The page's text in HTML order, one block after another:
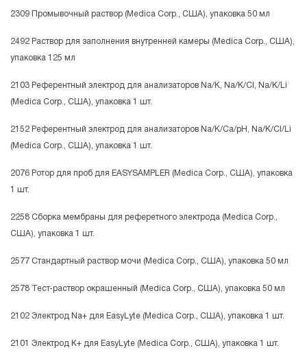
2309 Промывочный раствор (Medica Corp., США), упаковка 50 мл
2492 Раствор для заполнения внутренней камеры (Medica Corp., США),
упаковка 125 мл
2103 Референтный электрод для анализаторов Na/K, Na/K/Cl, Na/K/Li
(Medica Corp., США), упаковка 1 шт.
2152 Референтный электрод для анализаторов Na/K/Ca/pH, Na/K/Cl/Li
(Medica Corp., США), упаковка 1 шт.
2076 Ротор для проб для EASYSAMPLER (Medica Corp., США), упаковка
1 шт.
2258 Сборка мембраны для реферетного электрода (Medica Corp.,
США), упаковка 1 шт.
2577 Стандартный раствор мочи (Medica Corp., США), упаковка 50 мл
2578 Тест-раствор окрашенный (Medica Corp., США), упаковка 50 мл
2102 Электрод Na+ для EasyLyte (Medica Corp., США), упаковка 1 шт.
2101 Электрод К+ для EasyLyte (Medica Corp., США), упаковка 1 шт.